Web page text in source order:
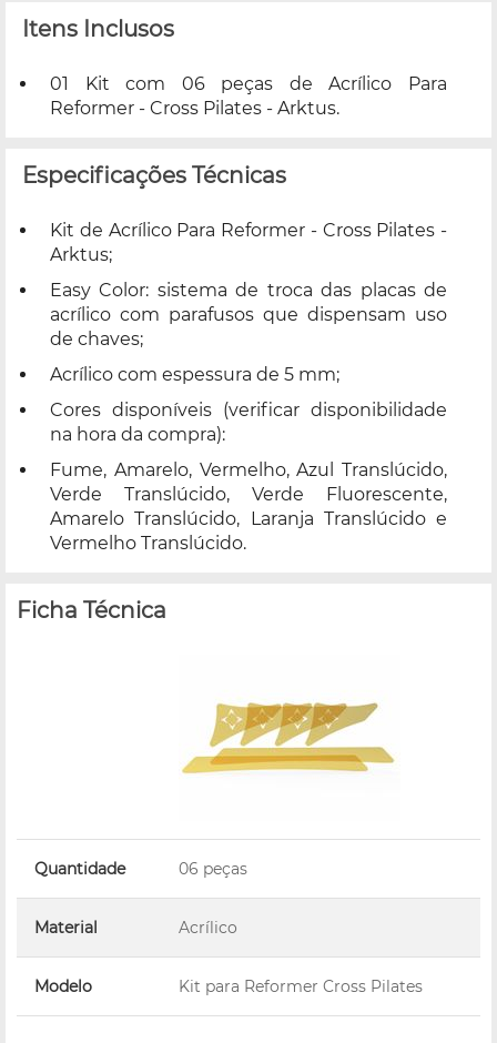
Itens Inclusos
01 Kit com 06 peças de Acrílico Para
Reformer - Cross Pilates - Arktus.
Especificações Técnicas
Kit de Acrílico Para Reformer - Cross Pilates -
Arktus;
Easy Color: sistema de troca das placas de
acrílico com parafusos que dispensam uso
de chaves;
Acrílico com espessura de 5 mm;
Cores disponíveis (verificar disponibilidade
na hora da compra):
Fume, Amarelo, Vermelho, Azul Translúcido,
Verde Translúcido, Verde Fluorescente,
Amarelo Translúcido, Laranja Translúcido e
Vermelho Translúcido.
Ficha Técnica
Quantidade 06 peças
Material Acrílico
Modelo Kit para Reformer Cross Pilates